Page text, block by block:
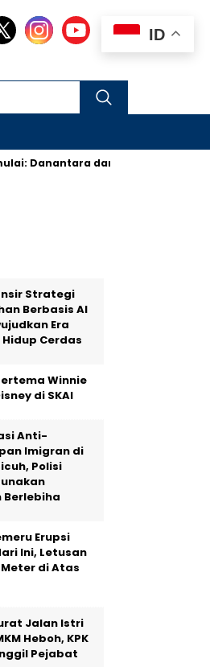
Danantara dan Rusia Rancang
Strategi
Berbasis AI
Era
Cerdas
Winnie
di SKAI
Anti-
Imigran di
Polisi
Berlebiha
Erupsi
Ini, Letusan
di Atas
Jalan Istri
Heboh, KPK
Pejabat
ID